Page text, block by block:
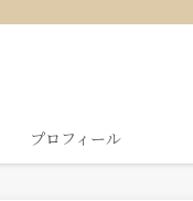
プロフィール